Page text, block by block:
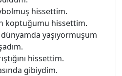
hissettim.
koptuğumu hissettim.
yaşıyormuşum
hissettim.
gibiydim.